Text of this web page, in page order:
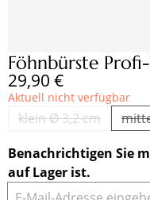
Föhnbürste
Regulärer Preis:
29,90 €
Aktuell nicht verfügbar
klein Ø 3,2 cm
(Diese Option
Benachrichtigen Sie
auf Lager ist.
E-Mail-Adresse eingeben